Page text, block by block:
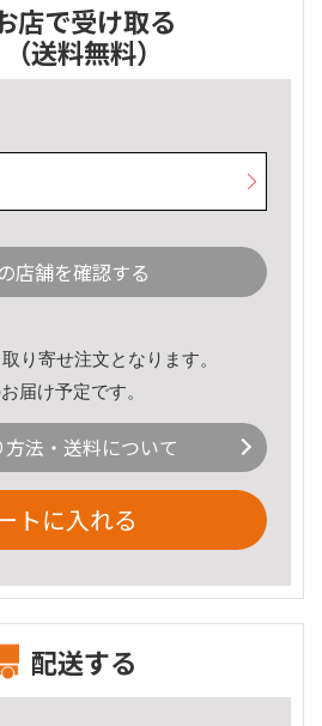
店で受け取る
（送料無料）
店舗を確認する
り寄せ注文となります。
届け予定です。
法・送料について
トに入れる
配送する